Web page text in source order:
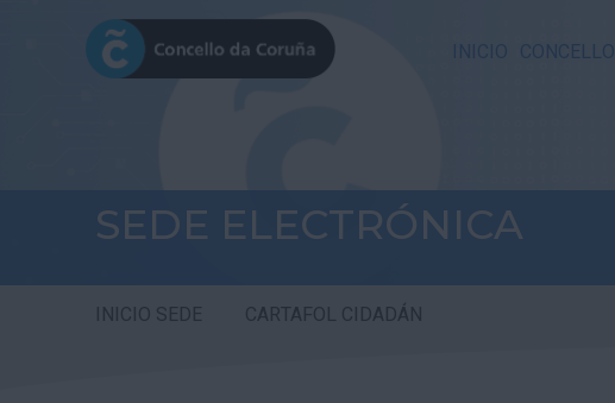
INICIO CONCELLO
SEDE ELECTRÓNICA
INICIO SEDE CARTAFOL CIDADÁN